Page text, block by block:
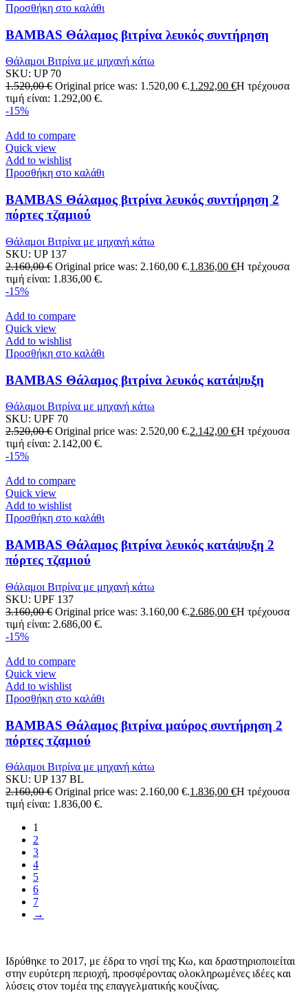
Προσθήκη στο καλάθι
BAMBAS Θάλαμος βιτρίνα λευκός συντήρηση
Θάλαμοι Βιτρίνα με μηχανή κάτω
SKU: UP 70
1.520,00€ Original price was: 1.520,00 €.1.292,00 €Η τρέχουσα
τιμή είναι: 1.292,00 €.
-15%
Add to compare
Quick view
Add to wishlist
Προσθήκη στο καλάθι
BAMBAS Θάλαμος βιτρίνα λευκός συντήρηση 2
πόρτες τζαμιού
Θάλαμοι Βιτρίνα με μηχανή κάτω
SKU: UP 137
2.160,00€ Original price was: 2.160,00 €.1.836,00 €Η τρέχουσα
τιμή είναι: 1.836,00 €.
-15%
Add to compare
Quick view
Add to wishlist
Προσθήκη στο καλάθι
BAMBAS Θάλαμος βιτρίνα λευκός κατάψυξη
Θάλαμοι Βιτρίνα με μηχανή κάτω
SKU: UPF 70
2.520,00€ Original price was: 2.520,00 €.2.142,00 €Η τρέχουσα
τιμή είναι: 2.142,00 €.
-15%
Add to compare
Quick view
Add to wishlist
Προσθήκη στο καλάθι
BAMBAS Θάλαμος βιτρίνα λευκός κατάψυξη 2
πόρτες τζαμιού
Θάλαμοι Βιτρίνα με μηχανή κάτω
SKU: UPF 137
3.160,00€ Original price was: 3.160,00 €.2.686,00 €Η τρέχουσα
τιμή είναι: 2.686,00 €.
-15%
Add to compare
Quick view
Add to wishlist
Προσθήκη στο καλάθι
BAMBAS Θάλαμος βιτρίνα μαύρος συντήρηση 2
πόρτες τζαμιού
Θάλαμοι Βιτρίνα με μηχανή κάτω
SKU: UP 137 BL
2.160,00€ Original price was: 2.160,00 €.1.836,00 €Η τρέχουσα
τιμή είναι: 1.836,00 €.
1
2
3
4
5
6
7
→
Ιδρύθηκε το 2017, με έδρα το νησί της Κω, και δραστηριοποιείται
στην ευρύτερη περιοχή, προσφέροντας ολοκληρωμένες ιδέες και
λύσεις στον τομέα της επαγγελματικής κουζίνας.